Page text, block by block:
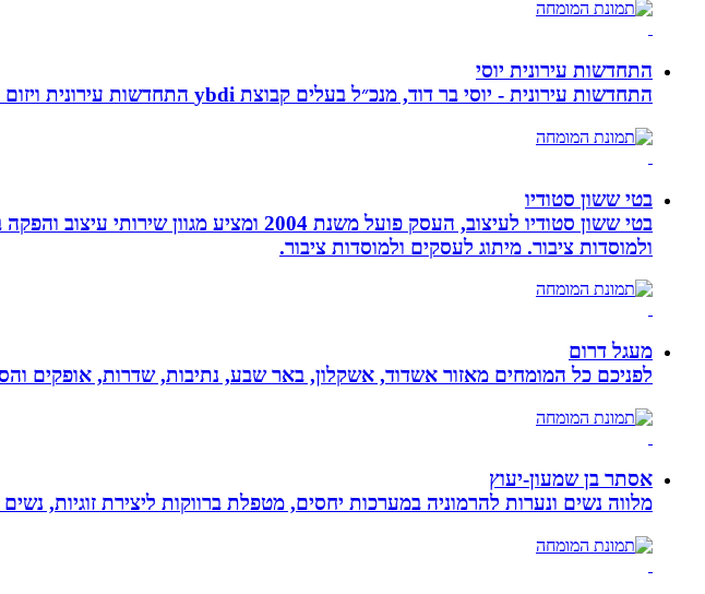
התחדשות עירונית יוסי
התחדשות עירונית - יוסי בר דוד, מנכ״ל בעלים קבוצת ybdi התחדשות עירונית ויזום למגורים. חברתנו מתמחה בפרויקטי פינוי - בינוי.
בטי ששון סטודיו
בטי ששון סטודיו לעיצוב, העסק פועל משנת
ולמוסדות ציבור. מיתוג לעסקים ולמוסדות ציבור.
מעגל דרום
לפניכם כל המומחים מאזור אשדוד, אשקלון, באר שבע, נתיבות, שדרות, אופקים
אסתר בן שמעון-יעוץ
מלווה נשים ונערות להרמוניה במערכות יחסים, מטפלת ברווקות ליצירת זוגיות,